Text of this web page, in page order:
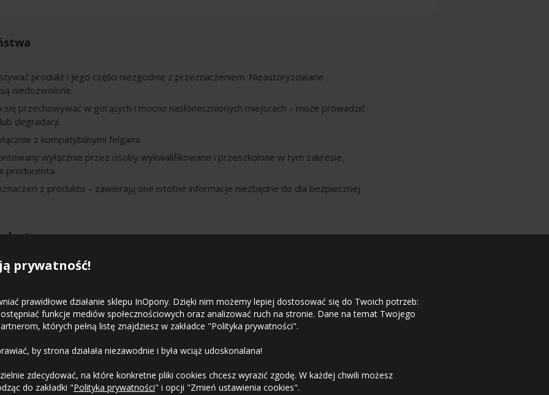
prywatność!
prawidłowe działanie sklepu InOpony. Dzięki nim możemy lepiej dostosować się do Twoich potrzeb:
funkcje mediów społecznościowych oraz analizować ruch na stronie. Dane na temat Twojego
których pełną listę znajdziesz w zakładce "Polityka prywatności".
by strona działała niezawodnie i była wciąż udoskonalana!
zdecydować, na które konkretne pliki cookies chcesz wyrazić zgodę. W każdej chwili możesz
do zakładki "Polityka prywatności" i opcji "Zmień ustawienia cookies".
produkt i jego części niezgodnie z przeznaczeniem. Nieautoryzowane
niedozwolone.
przechowywać w gorących i mocno nasłonecznionych miejscach – może prowadzić
degradacji.
z kompatybilnymi felgami.
wyłącznie przez osoby wykwalifikowane i przeszkolone w tym zakresie,
producenta.
z produktu – zawierają one istotne informacje niezbędne do dla bezpiecznej
dostawcy